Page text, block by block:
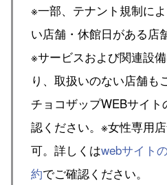
※一部、テナント規制に
い店舗・休館日がある店
※サービスおよび関連設
り、取扱いのない店舗も
チョコザップWEBサイ
認ください。※女性専用
可。詳しくはwebサイト
約でご確認ください。